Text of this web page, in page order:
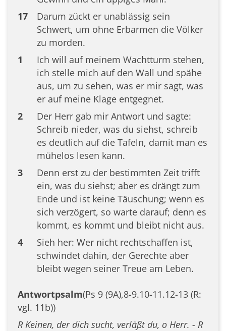
17
Darum zückt er unablässig sein
Schwert, um ohne Erbarmen die Völker
zu morden.
1
Ich will auf meinem Wachtturm stehen,
ich stelle mich auf den Wall und spähe
aus, um zu sehen, was er mir sagt, was
er auf meine Klage entgegnet.
2
Der Herr gab mir Antwort und sagte:
Schreib nieder, was du siehst, schreib
es deutlich auf die Tafeln, damit man es
mühelos lesen kann.
3
Denn erst zu der bestimmten Zeit trifft
ein, was du siehst; aber es drängt zum
Ende und ist keine Täuschung; wenn es
sich verzögert, so warte darauf; denn es
kommt, es kommt und bleibt nicht aus.
4
Sieh her: Wer nicht rechtschaffen ist,
schwindet dahin, der Gerechte aber
bleibt wegen seiner Treue am Leben.
Antwortpsalm(Ps 9 (9A),8-9.10-11.12-13 (R:
vgl. 11b))
R Keinen, der dich sucht, verläßt du, o Herr. - R